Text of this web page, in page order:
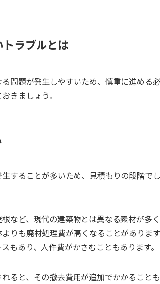
ラブルとは
問題が発生しやすいため、慎重に進める
きましょう。
することが多いため、見積もりの段階で
など、現代の建築物とは異なる素材が多
りも廃材処理費が高くなることがありま
もあり、人件費がかさむこともあります。
ると、その撤去費用が追加でかかること